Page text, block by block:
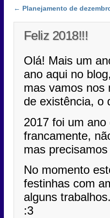
Post navigation
← Planejamento de
Feliz 2018!!!
Olá! Mais um
ano aqui no
mas vamos nos
de existência, o
2017 foi um
francamente,
mas
No momento
festinhas com
alguns
:3